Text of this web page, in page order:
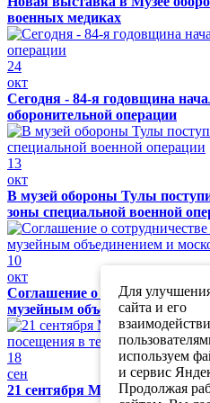
военных медиках
24
окт
Сегодня - 84-я годовщина
оборонительной операции
13
окт
В музей обороны Тулы
зоны специальной военной
10
окт
Соглашение о
музейным объединением и
18
сен
21 сентября Музей обороны
Для
сайта и его
используем
и сервис
Продолжая